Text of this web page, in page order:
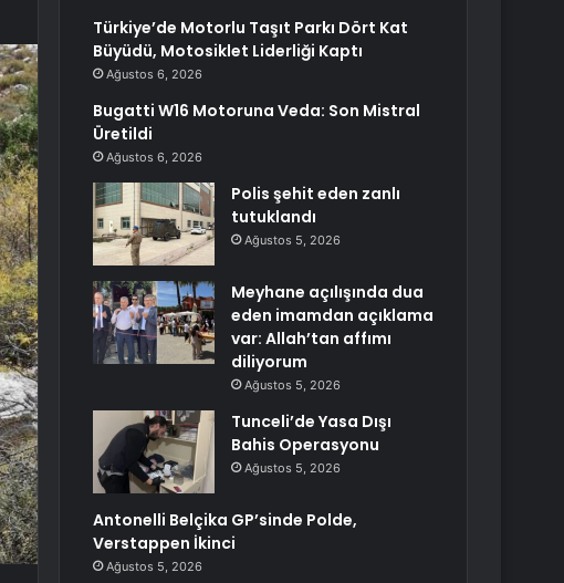
Türkiye’de Motorlu Taşıt Parkı Dört Kat
Büyüdü, Motosiklet Liderliği Kaptı
Ağustos 6, 2026
Bugatti W16 Motoruna Veda: Son Mistral
Üretildi
Ağustos 6, 2026
Polis şehit eden zanlı
tutuklandı
Ağustos 5, 2026
Meyhane açılışında dua
eden imamdan açıklama
var: Allah’tan affımı
diliyorum
Ağustos 5, 2026
Tunceli’de Yasa Dışı
Bahis Operasyonu
Ağustos 5, 2026
Antonelli Belçika GP’sinde Polde,
Verstappen İkinci
Ağustos 5, 2026